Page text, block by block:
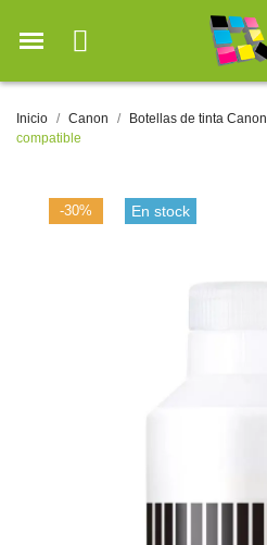
Inicio Canon Botellas de tinta Canon
compatible
-30% En stock